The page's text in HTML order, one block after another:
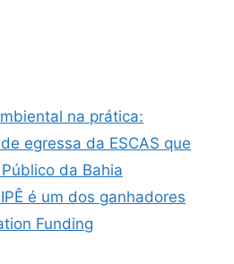
na prática:
egressa da ESCAS que
da Bahia
é um dos ganhadores
Funding